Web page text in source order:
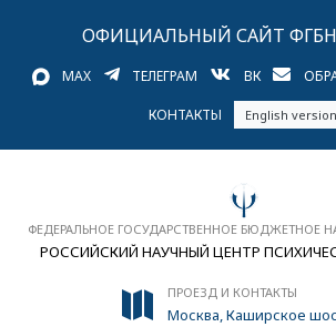
ОФИЦИАЛЬНЫЙ САЙТ
MAX ТЕЛЕГРАМ ВК
КОНТАКТЫ English version
ФЕДЕРАЛЬНОЕ ГОСУДАРСТВЕННОЕ БЮДЖЕТНОЕ
РОССИЙСКИЙ НАУЧНЫЙ ЦЕНТР
ПРОЕЗД И КОНТАКТЫ
Москва, Каширское